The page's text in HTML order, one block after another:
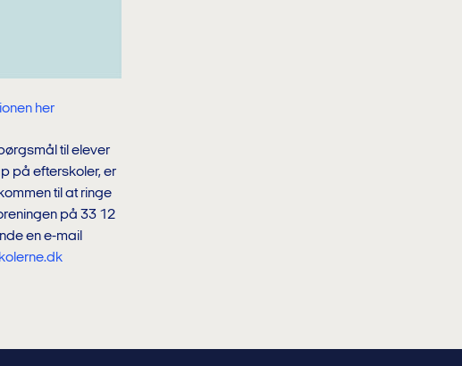
her
til elever
på efterskoler, er
til at ringe
på 33 12
en e-mail